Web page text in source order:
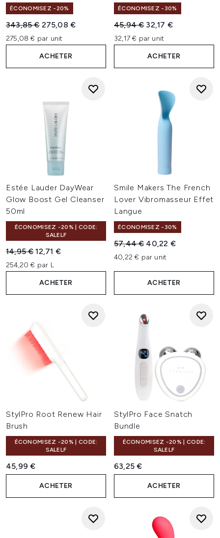
ÉCONOMISEZ -20%
Prix de vente :
343,85 € Prix ​​actuel :
275,08 €
275,08 € par unit
ACHETER
ÉCONOMISEZ -30%
Prix de vente :
45,94 € Prix ​​actuel :
32,17 €
32,17 € par unit
ACHETER
Estée Lauder DayWear
Glow Boost Gel Cleanser
50ml
ÉCONOMISEZ -20% | CODE:
SALELF
Prix de vente :
14,95 €Prix ​​actuel :
12,71 €
254,20 € par L
ACHETER
Smile Makers The French
Lover Vibromasseur Effet
Langue
ÉCONOMISEZ -30%
Prix de vente :
57,44 € Prix ​​actuel :
40,22 €
40,22 € par unit
ACHETER
StylPro Root Renew Hair
Brush
ÉCONOMISEZ -20% | CODE:
SALELF
45,99 €
ACHETER
StylPro Face Snatch
Bundle
ÉCONOMISEZ -20% | CODE:
SALELF
63,25 €
ACHETER